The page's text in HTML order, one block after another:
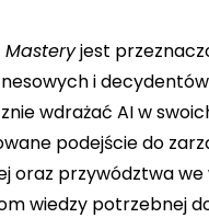
Masteryjest
i
wdrażać AI w
podejście do
oraz przywództwa we
wiedzy potrzebnej